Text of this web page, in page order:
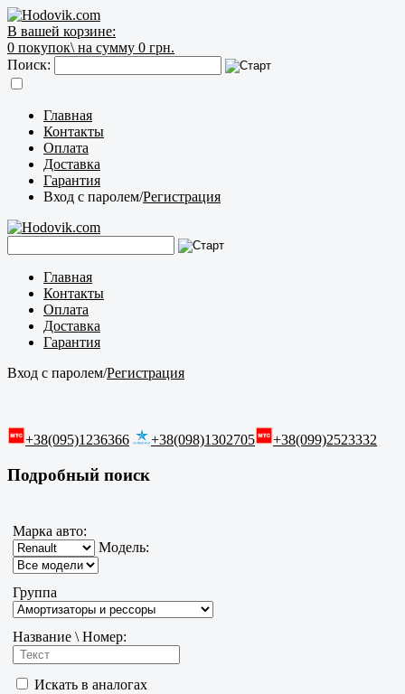
В вашей корзине:
0 покупок\ на сумму 0 грн.
Поиск:
Главная
Контакты
Оплата
Доставка
Гарантия
Вход с паролем/Регистрация
Главная
Контакты
Оплата
Доставка
Гарантия
Вход с паролем/Регистрация
+38(095)1236366 +38(098)1302705 +38(099)2523332
Подробный поиск
Марка авто:
Модель:
Группа
Название \ Номер:
Искать в аналогах